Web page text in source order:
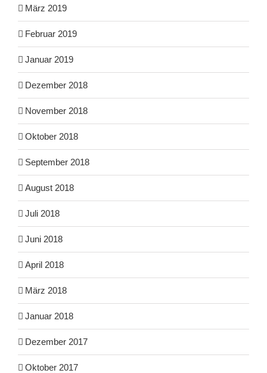
März 2019
Februar 2019
Januar 2019
Dezember 2018
November 2018
Oktober 2018
September 2018
August 2018
Juli 2018
Juni 2018
April 2018
März 2018
Januar 2018
Dezember 2017
Oktober 2017